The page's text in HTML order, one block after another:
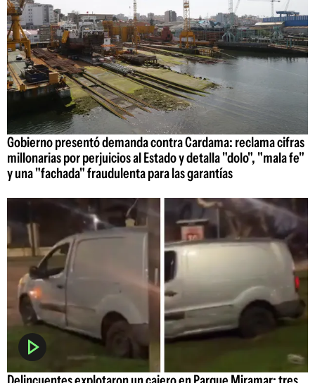
Gobierno presentó demanda contra Cardama: reclama cifras
millonarias por perjuicios al Estado y detalla "dolo", "mala fe"
y una "fachada" fraudulenta para las garantías